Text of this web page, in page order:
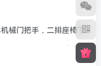
械门把手，二排座椅下